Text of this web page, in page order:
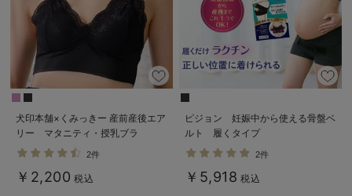
犬印本舗×くみっきー 産前産後エア
リー マタニティ・授乳ブラ
2件
￥2,200 税込
ピジョン 妊娠中から使える骨盤ベ
ルト 履くタイプ
2件
￥5,918 税込